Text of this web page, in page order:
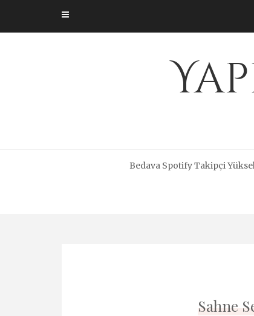
content
Bedava Spotify Takipçi
Sahne